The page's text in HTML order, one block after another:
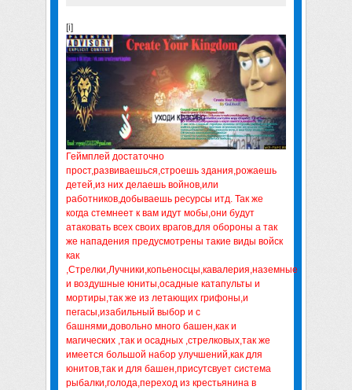
[i]
Геймплей достаточно
прост,развиваешься,строешь здания,рожаешь
детей,из них делаешь войнов,или
работников,добываешь ресурсы итд. Так же
когда стемнеет к вам идут мобы,они будут
атаковать всех своих врагов,для обороны а так
же нападения предусмотрены такие виды войск
как
,Стрелки,Лучники,копьеносцы,кавалерия,наземные
и воздушные юниты,осадные катапульты и
мортиры,так же из летающих грифоны,и
пегасы,изабильный выбор и с
башнями,довольно много башен,как и
магических ,так и осадных ,стрелковых,так же
имеется большой набор улучшений,как для
юнитов,так и для башен,присутсвует система
рыбалки,голода,переход из крестьянина в